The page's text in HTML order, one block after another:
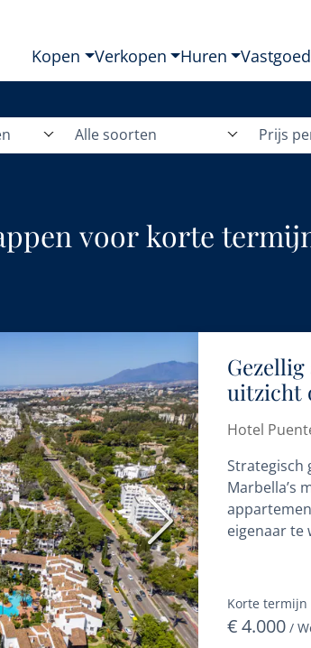
Kopen Verkopen Huren
Alle soorten Prijs
voor korte
Volgende
uitzicht
Hotel
Strategisch
Marbella’s
eigenaar te
Korte termijn
€ 4.000 /